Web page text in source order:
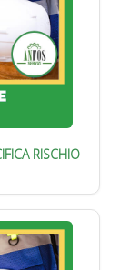
RISCHIO